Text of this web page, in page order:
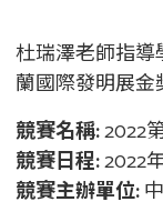
杜瑞澤老師指
蘭國際發明展金
競賽名稱:2022
競賽日程:2022
競賽主辦單位: